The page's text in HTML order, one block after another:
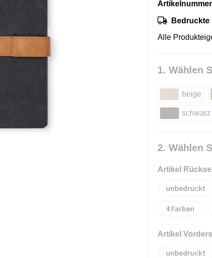
Bedruckte
Alle
1. Wählen
beige
schwarz
2. Wählen
Artikel
unbedruckt
4
Artikel
unbedruckt